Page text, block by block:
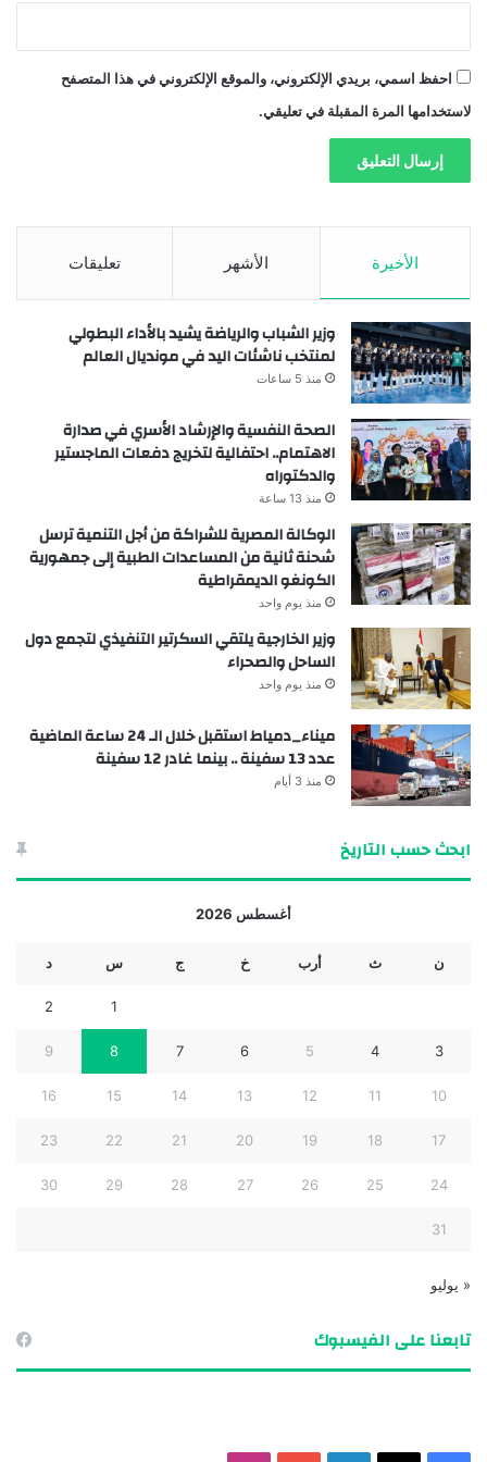
احفظ اسمي، بريدي الإلكتروني، والموقع الإلكتروني في هذا المتصفح
لاستخدامها المرة المقبلة في تعليقي.
الأخيرة الأشهر تعليقات
وزير الشباب والرياضة يشيد بالأداء البطولي
لمنتخب ناشئات اليد في مونديال العالم
منذ 5 ساعات
الصحة النفسية والإرشاد الأسري في صدارة
الاهتمام.. احتفالية لتخريج دفعات الماجستير
والدكتوراه
منذ 13 ساعة
الوكالة المصرية للشراكة من أجل التنمية ترسل
شحنة ثانية من المساعدات الطبية إلى جمهورية
الكونغو الديمقراطية
منذ يوم واحد
وزير الخارجية يلتقي السكرتير التنفيذي لتجمع دول
الساحل والصحراء
منذ يوم واحد
ميناء_دمياط استقبل خلال الـ 24 ساعة الماضية
عدد 13 سفينة .. بينما غادر 12 سفينة
منذ 3 أيام
ابحث حسب التاريخ
أغسطس 2026
ن ث أرب خ ج س د
1
2
3
4
5
6
7
8
9
10
11
12
13
14
15
16
17
18
19
20
21
22
23
24
25
26
27
28
29
30
31
« يوليو
تابعنا على الفيسبوك